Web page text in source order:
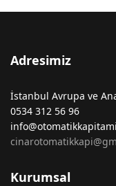
Adresimiz
İstanbul Avrupa ve
0534 312 56 96
Kurumsal